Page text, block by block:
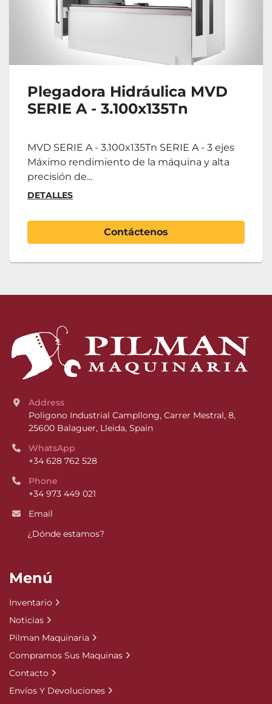
Plegadora Hidráulica MVD
SERIE A - 3.100x135Tn
MVD SERIE A - 3.100x135Tn SERIE A - 3 ejes
Máximo rendimiento de la máquina y alta
precisión de...
DETALLES
Contáctenos
Address
Poligono Industrial Campllong, Carrer Mestral, 8,
25600 Balaguer, Lleida, Spain
WhatsApp
+34 628 762 528
Phone
+34 973 449 021
Email
¿Dónde estamos?
Menú
Inventario
Noticias
Pilman Maquinaria
Compramos Sus Maquinas
Contacto
Envíos Y Devoluciones